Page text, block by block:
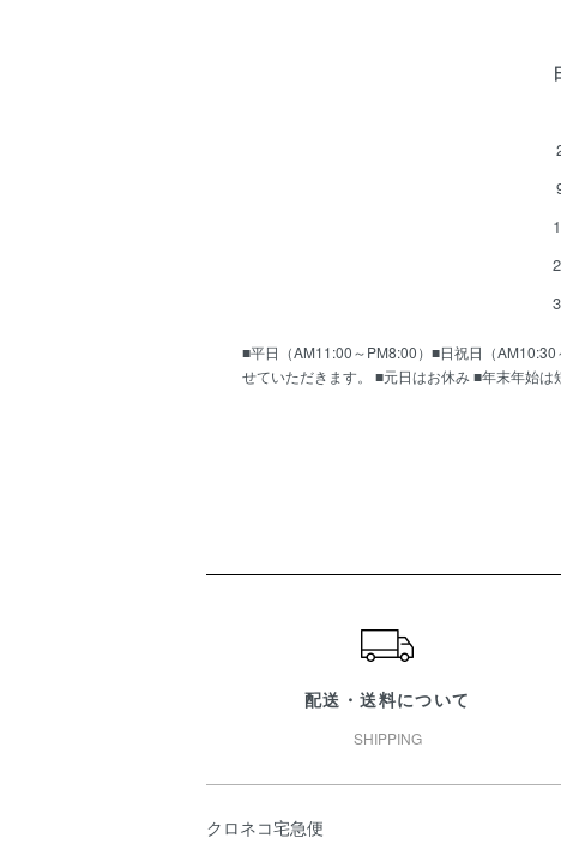
■平日（AM11:00～PM8:00）■日祝日（
せていただきます。 ■元日はお休み ■年末年始は
配送・送料について
SHIPPING
クロネコ宅急便